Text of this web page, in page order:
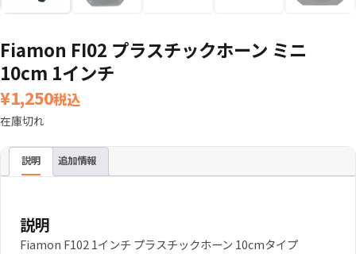
Fiamon FI02 プラスチックホーン ミニ
10cm 1インチ
¥1,250税込
在庫切れ
説明 追加情報
説明
Fiamon F102 1インチ プラスチックホーン 10cmタイプ